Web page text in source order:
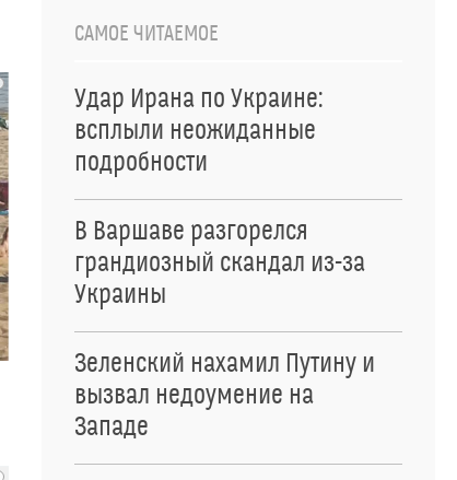
САМОЕ ЧИТАЕМОЕ
Удар Ирана по Украине:
всплыли неожиданные
подробности
В Варшаве разгорелся
грандиозный скандал из-за
Украины
Зеленский нахамил Путину и
вызвал недоумение на
Западе